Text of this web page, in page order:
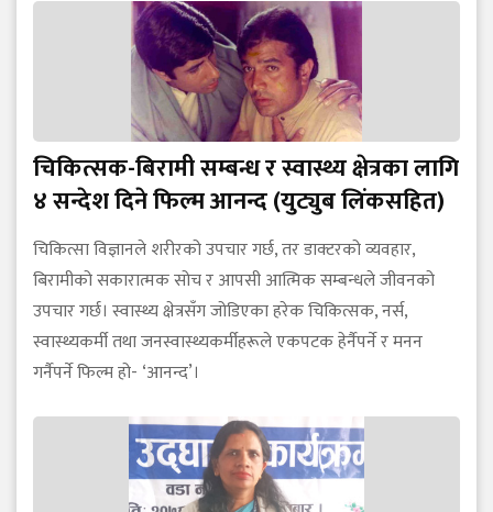
चिकित्सक-बिरामी सम्बन्ध र स्वास्थ्य क्षेत्रका लागि
४ सन्देश दिने फिल्म आनन्द (युट्युब लिंकसहित)
चिकित्सा विज्ञानले शरीरको उपचार गर्छ, तर डाक्टरको व्यवहार,
बिरामीको सकारात्मक सोच र आपसी आत्मिक सम्बन्धले जीवनको
उपचार गर्छ। स्वास्थ्य क्षेत्रसँग जोडिएका हरेक चिकित्सक, नर्स,
स्वास्थ्यकर्मी तथा जनस्वास्थ्यकर्मीहरूले एकपटक हेर्नैपर्ने र मनन
गर्नैपर्ने फिल्म हो- ‘आनन्द’।